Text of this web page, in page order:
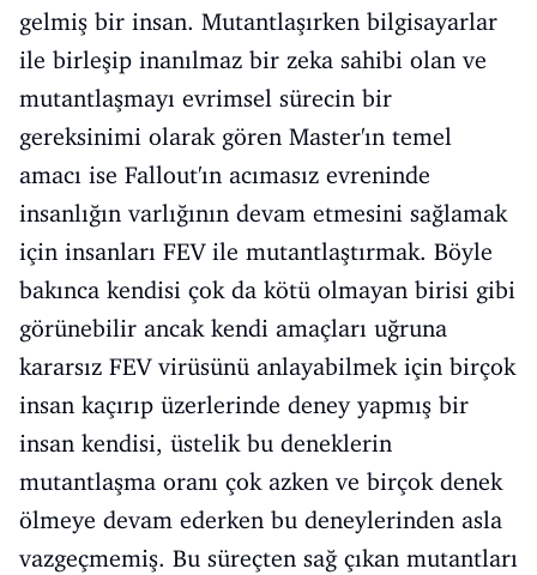
gelmiş bir insan. Mutantlaşırken bilgisayarlar
ile birleşip inanılmaz bir zeka sahibi olan ve
mutantlaşmayı evrimsel sürecin bir
gereksinimi olarak gören Master'ın temel
amacı ise Fallout'ın acımasız evreninde
insanlığın varlığının devam etmesini sağlamak
için insanları FEV ile mutantlaştırmak. Böyle
bakınca kendisi çok da kötü olmayan birisi gibi
görünebilir ancak kendi amaçları uğruna
kararsız FEV virüsünü anlayabilmek için birçok
insan kaçırıp üzerlerinde deney yapmış bir
insan kendisi, üstelik bu deneklerin
mutantlaşma oranı çok azken ve birçok denek
ölmeye devam ederken bu deneylerinden asla
vazgeçmemiş. Bu süreçten sağ çıkan mutantları